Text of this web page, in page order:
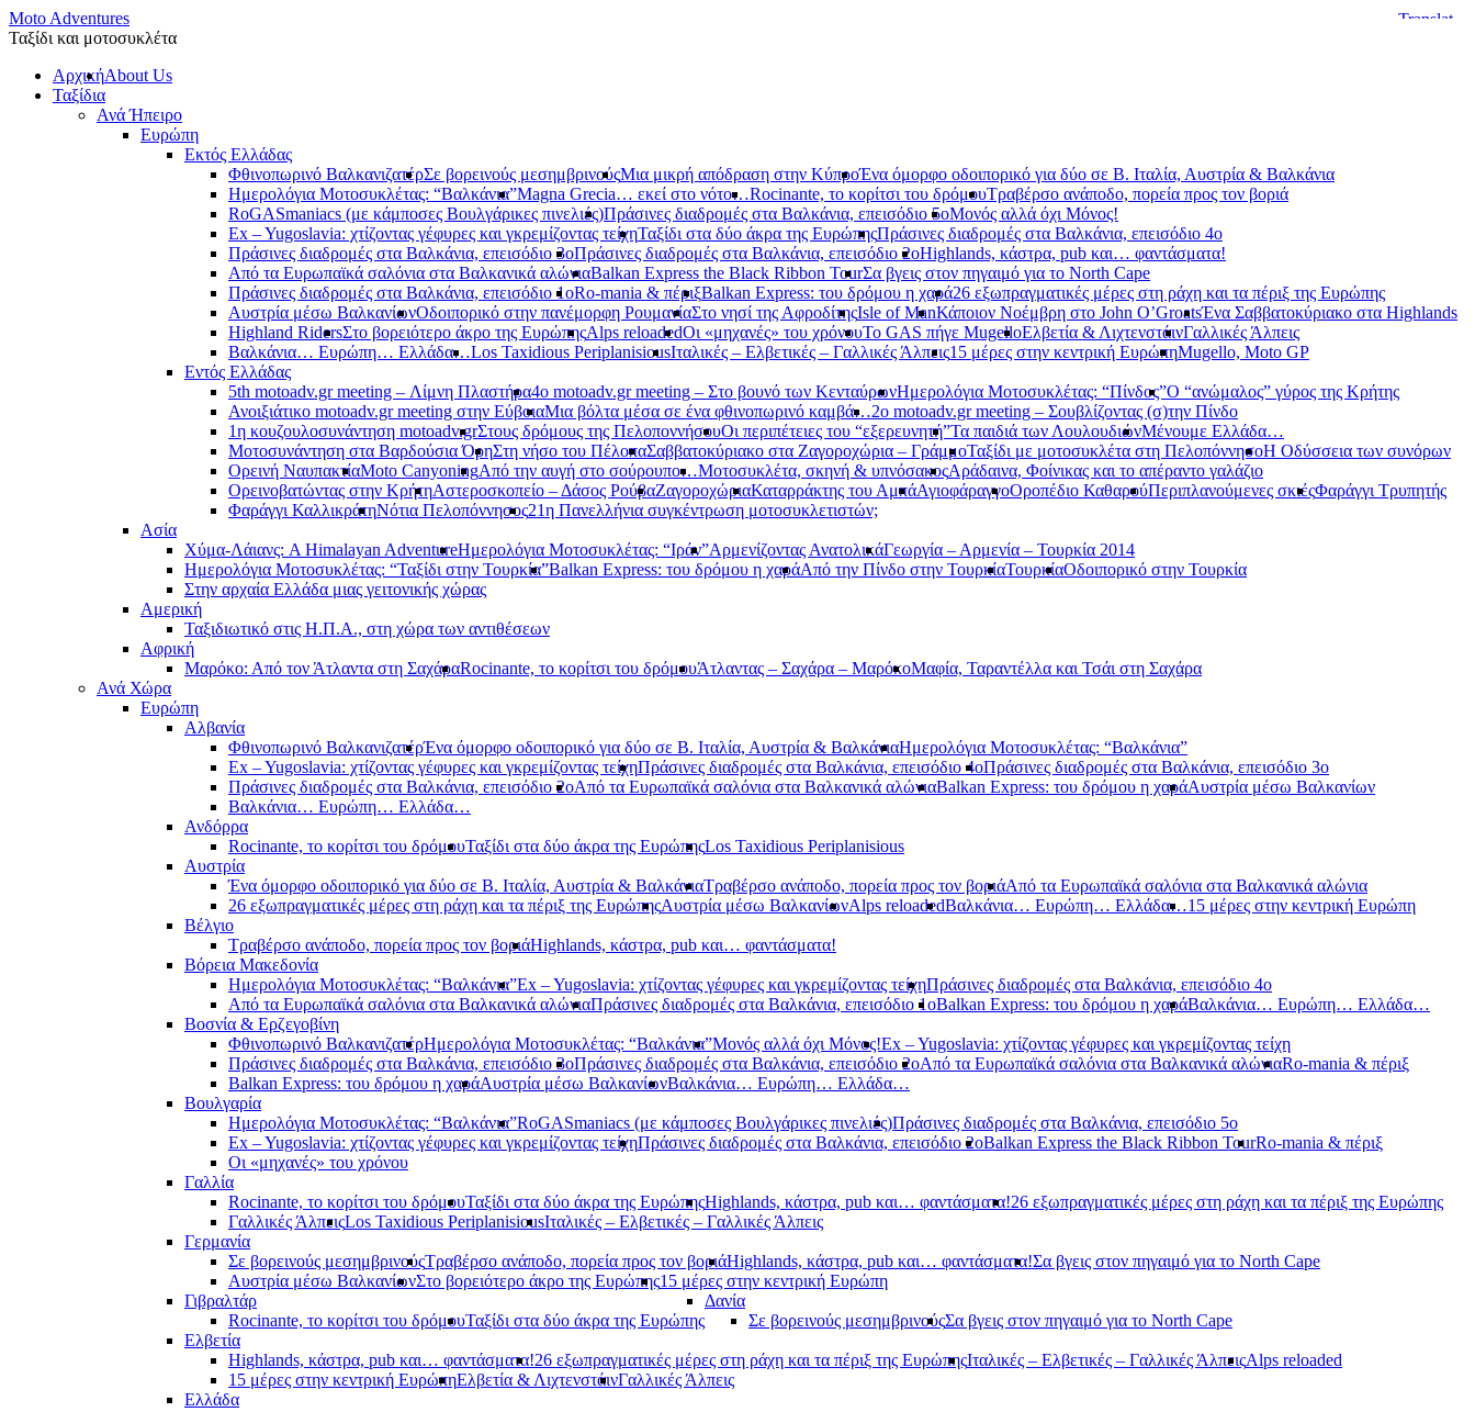
Moto Adventures
Ταξίδι και μοτοσυκλέτα
ΑρχικήAbout Us
Ταξίδια
Ανά Ήπειρο
Ευρώπη
Εκτός Ελλάδας
Φθινοπωρινό ΒαλκανιζατέρΣε βορεινούς μεσημβρινούςΜια μικρή απόδραση στην ΚύπροΈνα όμορφο οδοιπορικό για δύο σε Β. Ιταλία, Αυστρία & Βαλκάνια
Ημερολόγια Μοτοσυκλέτας: “Βαλκάνια”Magna Grecia… εκεί στο νότο…Rocinante, το κορίτσι του δρόμουΤραβέρσο ανάποδο, πορεία προς τον βοριά
RoGASmaniacs (με κάμποσες Βουλγάρικες πινελιές)Πράσινες διαδρομές στα Βαλκάνια, επεισόδιο 5οΜονός αλλά όχι Μόνος!
Ex – Yugoslavia: χτίζοντας γέφυρες και γκρεμίζοντας τείχηΤαξίδι στα δύο άκρα της ΕυρώπηςΠράσινες διαδρομές στα Βαλκάνια, επεισόδιο 4ο
Πράσινες διαδρομές στα Βαλκάνια, επεισόδιο 3οΠράσινες διαδρομές στα Βαλκάνια, επεισόδιο 2οHighlands, κάστρα, pub και… φαντάσματα!
Από τα Ευρωπαϊκά σαλόνια στα Βαλκανικά αλώνιαBalkan Express the Black Ribbon TourΣα βγεις στον πηγαιμό για το North Cape
Πράσινες διαδρομές στα Βαλκάνια, επεισόδιο 1οRo-mania & πέριξBalkan Express: του δρόμου η χαρά26 εξωπραγματικές μέρες στη ράχη και τα πέριξ της Ευρώπης
Αυστρία μέσω ΒαλκανίωνΟδοιπορικό στην πανέμορφη ΡουμανίαΣτο νησί της ΑφροδίτηςIsle of ManΚάποιον Νοέμβρη στο John O’GroatsΈνα Σαββατοκύριακο στα Highlands
Highland RidersΣτο βορειότερο άκρο της ΕυρώπηςAlps reloadedΟι «μηχανές» του χρόνουΤο GAS πήγε MugelloΕλβετία & ΛιχτενστάινΓαλλικές Άλπεις
Βαλκάνια… Ευρώπη… Ελλάδα…Los Taxidious PeriplanisiousΙταλικές – Ελβετικές – Γαλλικές Άλπεις15 μέρες στην κεντρική ΕυρώπηMugello, Moto GP
Εντός Ελλάδας
5th motoadv.gr meeting – Λίμνη Πλαστήρα4ο motoadv.gr meeting – Στο βουνό των ΚενταύρωνΗμερολόγια Μοτοσυκλέτας: “Πίνδος”Ο “ανώμαλος” γύρος της Κρήτης
Ανοιξιάτικο motoadv.gr meeting στην ΕύβοιαΜια βόλτα μέσα σε ένα φθινοπωρινό καμβά…2ο motoadv.gr meeting – Σουβλίζοντας (σ)την Πίνδο
1η κουζουλοσυνάντηση motoadv.grΣτους δρόμους της ΠελοποννήσουΟι περιπέτειες του “εξερευνητή”Τα παιδιά των ΛουλουδιώνΜένουμε Ελλάδα…
Μοτοσυνάντηση στα Βαρδούσια ΌρηΣτη νήσο του ΠέλοπαΣαββατοκύριακο στα Ζαγοροχώρια – ΓράμμοΤαξίδι με μοτοσυκλέτα στη ΠελοπόννησοΗ Οδύσσεια των συνόρων
Ορεινή ΝαυπακτίαMoto CanyoningΑπό την αυγή στο σούρουπο…Μοτοσυκλέτα, σκηνή & υπνόσακοςΑράδαινα, Φοίνικας και το απέραντο γαλάζιο
Ορεινοβατώντας στην ΚρήτηΑστεροσκοπείο – Δάσος ΡούβαΖαγοροχώριαΚαταρράκτης του ΑμπάΑγιοφάραγγοΟροπέδιο ΚαθαρούΠεριπλανούμενες σκιέςΦαράγγι Τρυπητής
Φαράγγι ΚαλλικράτηΝότια Πελοπόννησος21η Πανελλήνια συγκέντρωση μοτοσυκλετιστών;
Ασία
Χύμα-Λάιανς: A Himalayan AdventureΗμερολόγια Μοτοσυκλέτας: “Ιράν”Αρμενίζοντας ΑνατολικάΓεωργία – Αρμενία – Τουρκία 2014
Ημερολόγια Μοτοσυκλέτας: “Ταξίδι στην Τουρκία”Balkan Express: του δρόμου η χαράΑπό την Πίνδο στην ΤουρκίαΤουρκίαΟδοιπορικό στην Τουρκία
Στην αρχαία Ελλάδα μιας γειτονικής χώρας
Αμερική
Ταξιδιωτικό στις Η.Π.Α., στη χώρα των αντιθέσεων
Αφρική
Μαρόκο: Από τον Άτλαντα στη ΣαχάραRocinante, το κορίτσι του δρόμουΆτλαντας – Σαχάρα – ΜαρόκοΜαφία, Ταραντέλλα και Τσάι στη Σαχάρα
Ανά Χώρα
Ευρώπη
Αλβανία
Φθινοπωρινό ΒαλκανιζατέρΈνα όμορφο οδοιπορικό για δύο σε Β. Ιταλία, Αυστρία & ΒαλκάνιαΗμερολόγια Μοτοσυκλέτας: “Βαλκάνια”
Ex – Yugoslavia: χτίζοντας γέφυρες και γκρεμίζοντας τείχηΠράσινες διαδρομές στα Βαλκάνια, επεισόδιο 4οΠράσινες διαδρομές στα Βαλκάνια, επεισόδιο 3ο
Πράσινες διαδρομές στα Βαλκάνια, επεισόδιο 2οΑπό τα Ευρωπαϊκά σαλόνια στα Βαλκανικά αλώνιαBalkan Express: του δρόμου η χαράΑυστρία μέσω Βαλκανίων
Βαλκάνια… Ευρώπη… Ελλάδα…
Ανδόρρα
Rocinante, το κορίτσι του δρόμουΤαξίδι στα δύο άκρα της ΕυρώπηςLos Taxidious Periplanisious
Αυστρία
Ένα όμορφο οδοιπορικό για δύο σε Β. Ιταλία, Αυστρία & ΒαλκάνιαΤραβέρσο ανάποδο, πορεία προς τον βοριάΑπό τα Ευρωπαϊκά σαλόνια στα Βαλκανικά αλώνια
26 εξωπραγματικές μέρες στη ράχη και τα πέριξ της ΕυρώπηςΑυστρία μέσω ΒαλκανίωνAlps reloadedΒαλκάνια… Ευρώπη… Ελλάδα…15 μέρες στην κεντρική Ευρώπη
Βέλγιο
Τραβέρσο ανάποδο, πορεία προς τον βοριάHighlands, κάστρα, pub και… φαντάσματα!
Βόρεια Μακεδονία
Ημερολόγια Μοτοσυκλέτας: “Βαλκάνια”Ex – Yugoslavia: χτίζοντας γέφυρες και γκρεμίζοντας τείχηΠράσινες διαδρομές στα Βαλκάνια, επεισόδιο 4ο
Από τα Ευρωπαϊκά σαλόνια στα Βαλκανικά αλώνιαΠράσινες διαδρομές στα Βαλκάνια, επεισόδιο 1οBalkan Express: του δρόμου η χαράΒαλκάνια… Ευρώπη… Ελλάδα…
Βοσνία & Ερζεγοβίνη
Φθινοπωρινό ΒαλκανιζατέρΗμερολόγια Μοτοσυκλέτας: “Βαλκάνια”Μονός αλλά όχι Μόνος!Ex – Yugoslavia: χτίζοντας γέφυρες και γκρεμίζοντας τείχη
Πράσινες διαδρομές στα Βαλκάνια, επεισόδιο 3οΠράσινες διαδρομές στα Βαλκάνια, επεισόδιο 2οΑπό τα Ευρωπαϊκά σαλόνια στα Βαλκανικά αλώνιαRo-mania & πέριξ
Balkan Express: του δρόμου η χαράΑυστρία μέσω ΒαλκανίωνΒαλκάνια… Ευρώπη… Ελλάδα…
Βουλγαρία
Ημερολόγια Μοτοσυκλέτας: “Βαλκάνια”RoGASmaniacs (με κάμποσες Βουλγάρικες πινελιές)Πράσινες διαδρομές στα Βαλκάνια, επεισόδιο 5ο
Ex – Yugoslavia: χτίζοντας γέφυρες και γκρεμίζοντας τείχηΠράσινες διαδρομές στα Βαλκάνια, επεισόδιο 2οBalkan Express the Black Ribbon TourRo-mania & πέριξ
Οι «μηχανές» του χρόνου
Γαλλία
Rocinante, το κορίτσι του δρόμουΤαξίδι στα δύο άκρα της ΕυρώπηςHighlands, κάστρα, pub και… φαντάσματα!26 εξωπραγματικές μέρες στη ράχη και τα πέριξ της Ευρώπης
Γαλλικές ΆλπειςLos Taxidious PeriplanisiousΙταλικές – Ελβετικές – Γαλλικές Άλπεις
Γερμανία
Σε βορεινούς μεσημβρινούςΤραβέρσο ανάποδο, πορεία προς τον βοριάHighlands, κάστρα, pub και… φαντάσματα!Σα βγεις στον πηγαιμό για το North Cape
Αυστρία μέσω ΒαλκανίωνΣτο βορειότερο άκρο της Ευρώπης15 μέρες στην κεντρική Ευρώπη
Γιβραλτάρ
Rocinante, το κορίτσι του δρόμουΤαξίδι στα δύο άκρα της Ευρώπης
Δανία
Σε βορεινούς μεσημβρινούςΣα βγεις στον πηγαιμό για το North Cape
Ελβετία
Highlands, κάστρα, pub και… φαντάσματα!26 εξωπραγματικές μέρες στη ράχη και τα πέριξ της ΕυρώπηςΙταλικές – Ελβετικές – Γαλλικές ΆλπειςAlps reloaded
15 μέρες στην κεντρική ΕυρώπηΕλβετία & ΛιχτενστάινΓαλλικές Άλπεις
Ελλάδα